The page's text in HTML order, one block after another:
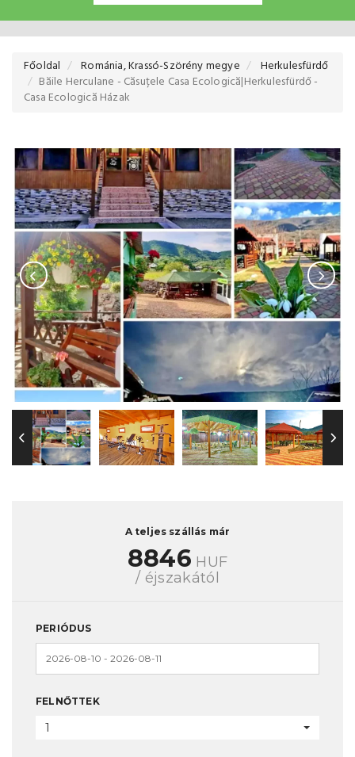
Főoldal Románia, Krassó-Szörény megye
Herkulesfürdő
Băile Herculane - Căsuțele Casa Ecologică|Herkulesfürdő -
Casa Ecologică Házak
A teljes szállás már
8846 HUF
/ éjszakától
PERIÓDUS
FELNŐTTEK
1